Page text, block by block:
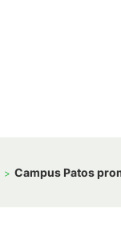
Campus Patos